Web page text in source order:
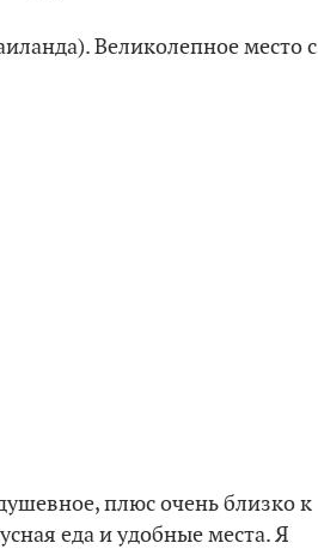
Великолепное место с
плюс очень близко к
еда и удобные места. Я